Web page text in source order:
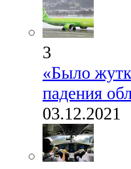
3
«Было
падения
03.12.2021